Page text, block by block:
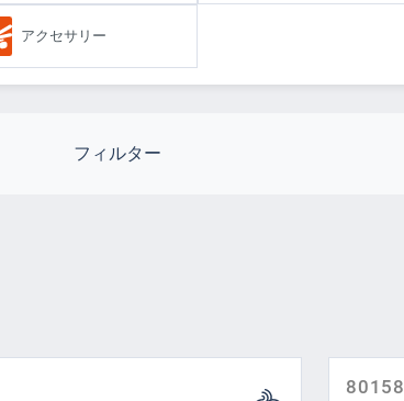
アクセサリー
フィルター
製造国80158